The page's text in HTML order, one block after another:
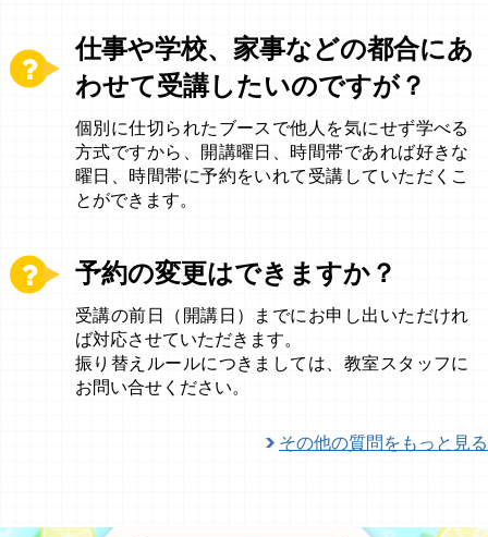
仕事や学校、家事などの都合にあ
わせて受講したいのですが？
個別に仕切られたブースで他人を気にせず学べる
方式ですから、開講曜日、時間帯であれば好きな
曜日、時間帯に予約をいれて受講していただくこ
とができます。
予約の変更はできますか？
受講の前日（開講日）までにお申し出いただけれ
ば対応させていただきます。
振り替えルールにつきましては、教室スタッフに
お問い合せください。
その他の質問をもっと見る